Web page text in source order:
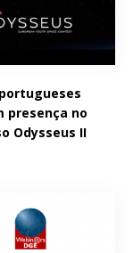
presença no
Odysseus II